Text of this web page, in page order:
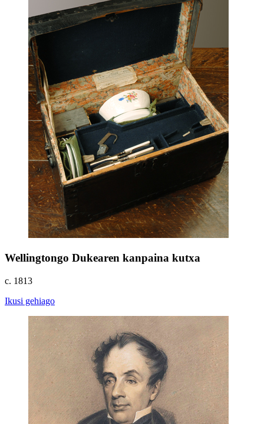
Wellingtongo Dukearen kanpaina kutxa
c. 1813
Ikusi gehiago